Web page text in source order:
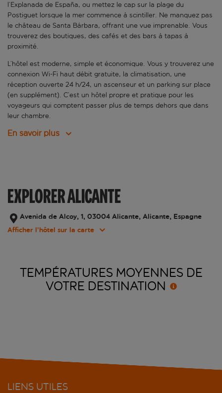
l’Explanada de España, ou mettez le cap sur la plage du
Postiguet lorsque la mer commence à scintiller. Ne manquez pas
le château de Santa Bárbara, offrant une vue imprenable. Vous
trouverez des boutiques, des cafés et des bars à tapas à
proximité.
L’hôtel est moderne, simple et économique. Vous y trouverez une
connexion Wi-Fi haut débit gratuite, la climatisation, une
réception ouverte 24 h/24, un ascenseur et un parking sur place
(en supplément). C’est un hôtel propre et pratique pour les
voyageurs qui comptent passer plus de temps dehors que dans
leur chambre.
En savoir plus
EXPLORER ALICANTE
Avenida de Alcoy, 1, 03004 Alicante, Alicante, Espagne
Afficher l’hôtel sur la carte
TEMPÉRATURES MOYENNES DE
VOTRE DESTINATION
LIENS UTILES